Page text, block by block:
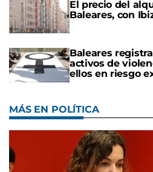
El precio del
Baleares, con
Baleares
activos de
ellos en riesgo
MÁS EN POLÍTICA